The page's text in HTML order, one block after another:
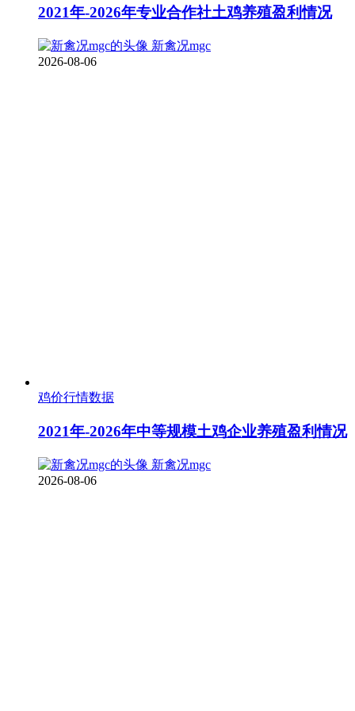
2021年-2026年专业合作社土鸡养殖盈利情况
新禽况mgc
2026-08-06
鸡价行情数据
2021年-2026年中等规模土鸡企业养殖盈利情况
新禽况mgc
2026-08-06